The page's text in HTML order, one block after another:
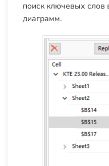
поиск ключевых слов
диаграмм.